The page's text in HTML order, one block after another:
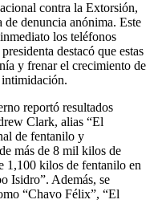
contra la Extorsión,
denuncia anónima. Este
los teléfonos
destacó que estas
y frenar el crecimiento de
intimidación.
reportó resultados
Clark, alias “El
de fentanilo y
más de 8 mil kilos de
1,100 kilos de fentanilo en
Isidro”. Además, se
“Chavo Félix”, “El